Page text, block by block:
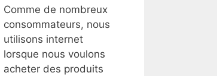
Comme de nombreux
consommateurs, nous
utilisons internet
lorsque nous voulons
acheter des produits